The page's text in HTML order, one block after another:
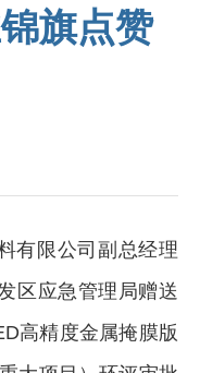
旗点赞
有限公司副总经理
区应急管理局赠送
高精度金属掩膜版